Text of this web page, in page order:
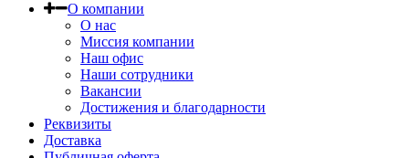
О компании
О нас
Миссия компании
Наш офис
Наши сотрудники
Вакансии
Достижения и благодарности
Реквизиты
Доставка